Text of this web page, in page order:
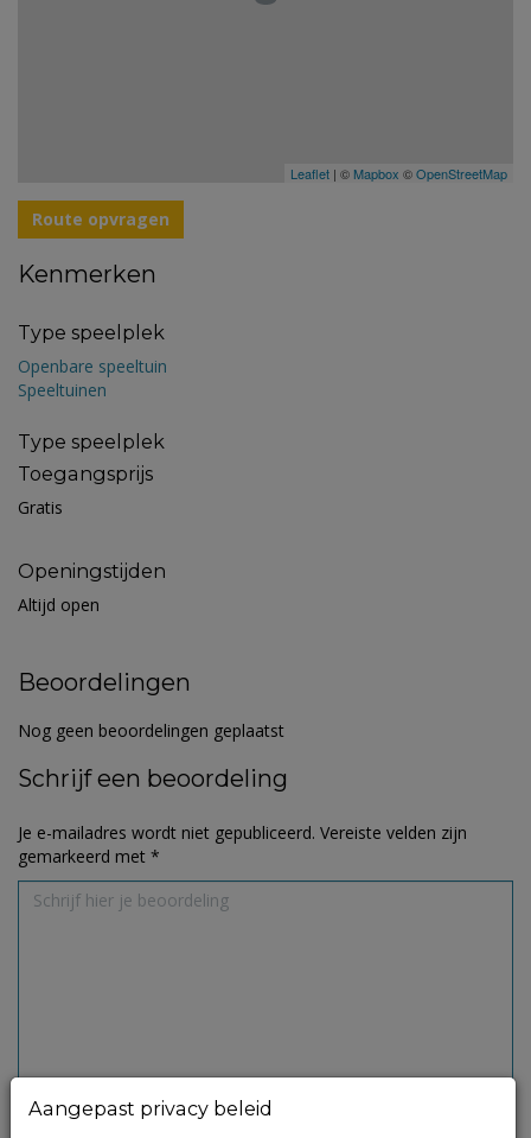
Leaflet | © Mapbox ©OpenStreetMap
Route opvragen
Kenmerken
Type speelplek
Openbare speeltuin
Speeltuinen
Type speelplek
Toegangsprijs
Gratis
Openingstijden
Altijd open
Beoordelingen
Nog geen beoordelingen geplaatst
Schrijf een beoordeling
Je e-mailadres wordt niet gepubliceerd. Vereiste velden zijn
gemarkeerd met *
Aangepast privacy beleid